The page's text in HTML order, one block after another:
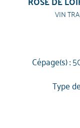
VIN
Cépage(s) :
Type